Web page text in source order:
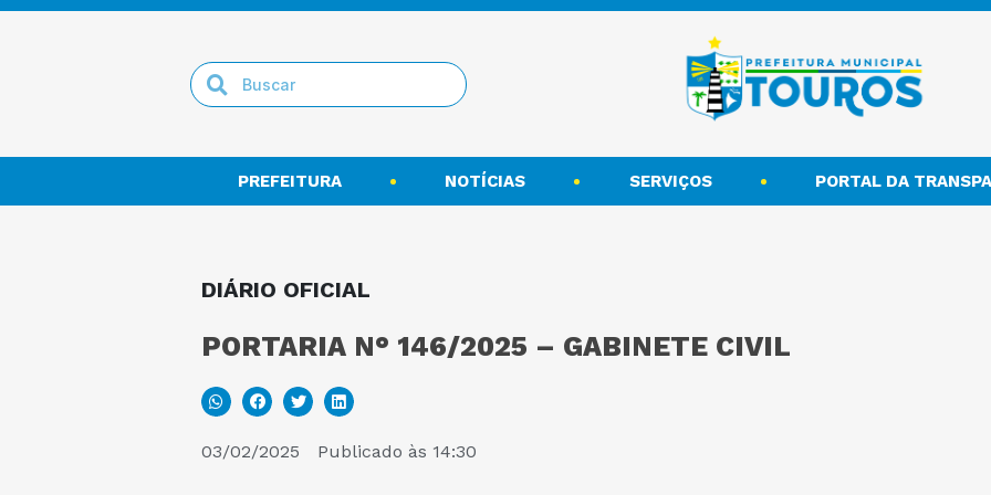
PREFEITURA NOTÍCIAS SERVIÇOS PORTAL DA
DIÁRIO OFICIAL
PORTARIA N° 146/2025 – GABINETE CIVIL
03/02/2025 Publicado às 14:30